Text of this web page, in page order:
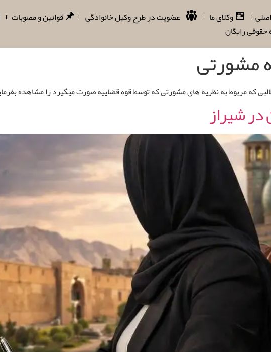
وکلای ما عضویت در طرح وکیل خانوادگی قوانین و مصوبات
رایگان
مشورتی
که مربوط به نظریه های مشورتی که توسط قوه قضاییه صورت میگیرد را مشاهده
شیراز